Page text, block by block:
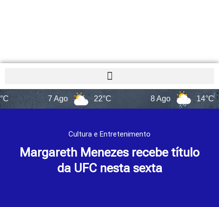
7 Ago 22°C 14°C
Cultura e Entretenimento
Margareth Menezes recebe título
da UFC nesta sexta